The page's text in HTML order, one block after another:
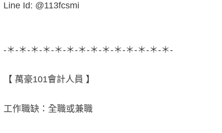
Line Id: @113fcsmi
-＊-＊-＊-＊-＊-＊-＊-＊-＊-＊-＊-＊-＊-＊-
【 萬豪101會計人員 】
工作職缺：全職或兼職